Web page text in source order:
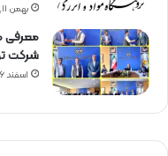
بهمن ۱۱, ۱۴۰۱
معرفی
شركت
اسفند ۲۶, ۱۴۰۳